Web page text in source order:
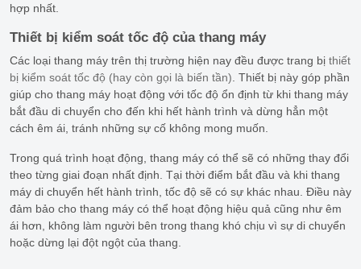
hợp nhất.
Thiết bị kiểm soát tốc độ của thang máy
Các loại thang máy trên thị trường hiện nay đều được trang bị thiết
bị kiểm soát tốc độ (hay còn gọi là biến tần) . Thiết bị này góp phần
giúp cho thang máy hoạt động với tốc độ ổn định từ khi thang máy
bắt đầu di chuyển cho đến khi hết hành trình và dừng hẳn một
cách êm ái, tránh những sự cố không mong muốn.
Trong quá trình hoạt động, thang máy có thể sẽ có những thay đổi
theo từng giai đoạn nhất định. Tại thời điểm bắt đầu và khi thang
máy di chuyển hết hành trình, tốc độ sẽ có sự khác nhau. Điều này
đảm bảo cho thang máy có thể hoạt động hiệu quả cũng như êm
ái hơn, không làm người bên trong thang khó chịu vì sự di chuyển
hoặc dừng lại đột ngột của thang.